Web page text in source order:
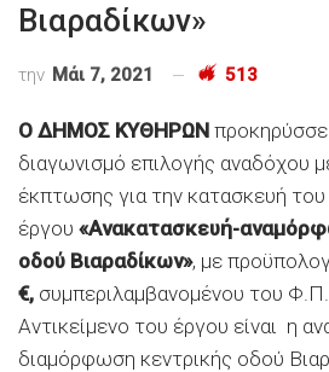
Βιαραδίκων»
την Μάι 7, 2021 513
O ΔΗΜΟΣ ΚΥΘΗΡΩΝ
διαγωνισμό επιλογής αναδόχου
έκπτωσης για την κατασκευή του
έργου «Ανακατασκευή-
οδού Βιαραδίκων», με
€, συμπεριλαμβανομένου του
Αντικείμενο του έργου είναι η
διαμόρφωση κεντρικής οδού